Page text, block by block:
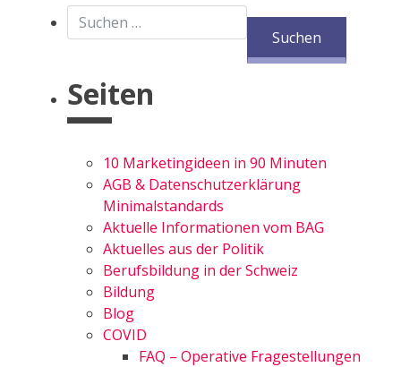
Suchen nach:
Seiten
10 Marketingideen in 90 Minuten
AGB & Datenschutzerklärung
Minimalstandards
Aktuelle Informationen vom BAG
Aktuelles aus der Politik
Berufsbildung in der Schweiz
Bildung
Blog
COVID
FAQ – Operative Fragestellungen